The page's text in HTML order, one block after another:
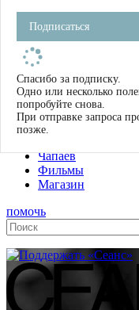
Фильмы
Имена
Тэги
О нас
Журнал
Книги
Чапаев
Фильмы
Магазин
помочь
Подписаться
Спасибо за подписку.
Одно или несколько
попробуйте снова.
При отправке запроса
позже.